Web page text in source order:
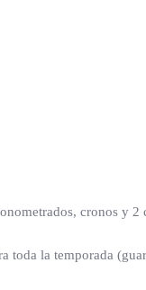
cronos y 2
toda la temporada